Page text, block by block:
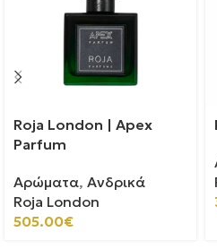
Roja London | Apex
Parfum
Αρώματα, Ανδρικά
Roja London
505.00€